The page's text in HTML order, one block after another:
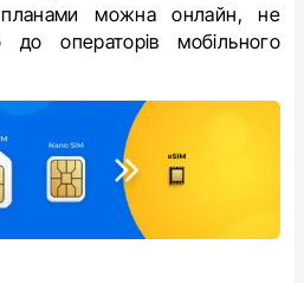
можна онлайн, не
до операторів мобільного